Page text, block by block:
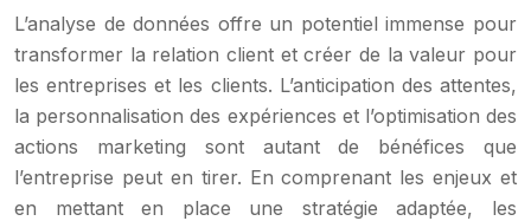
L’analyse de données offre un potentiel immense pour
transformer la relation client et créer de la valeur pour
les entreprises et les clients. L’anticipation des attentes,
la personnalisation des expériences et l’optimisation des
actions marketing sont autant de bénéfices que
l’entreprise peut en tirer. En comprenant les enjeux et
en mettant en place une stratégie adaptée, les